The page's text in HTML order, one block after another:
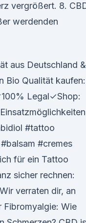
vergrößert. 8.
werdenden
aus Deutschland &
Bio Qualität kaufen:
Legal✓Shop:
#tattoo
#cremes
für ein Tattoo
sicher rechnen:
verraten dir, an
Fibromyalgie: Wie